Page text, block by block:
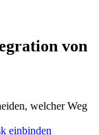
von
welcher Weg
einbinden